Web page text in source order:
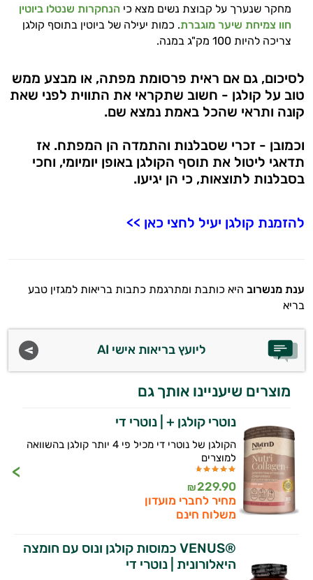
מחקר שנערך על קבוצת נשים מצא כי הנחקרות שנטלו ביוטין
חוו צמיחת שיער מוגברת. כמות יעילה של ביוטין בתוסף קולגן
צריכה להיות 100 מק"ג במנה.
לסיכום, גם אם ראית פרסומת מפתה, או מבצע ממש
טוב על קולגן - חשוב שתקראי את התווית לפני שאת
קונה ותראי שהכל באמת נמצא שם.
וכמובן - זכרי שסבלנות והתמדה הן המפתח. אז
תדאגי ליטול את תוסף הקולגן באופן יומיומי, וחכי
בסבלנות לתוצאות, כי הן יגיעו.
להזמנת קולגן יעיל לחצי כאן >>
ענת מנשרוב היא כותבת ומתרגמת כתבות בריאות למגזין טבע
בריא
ליועץ בריאות אישי AI
מוצרים שיעניינו אותך גם
נוטרי קולגן + | נוטרי די
הקולגן של נוטרי די מכיל פי 4 יותר קולגן בהשוואה
למוצרים
229.90
₪
מחיר לחברי מועדון
משלוח חינם
®VENUS כמוסות קולגן ונוס עם חומצה
היאלורונית | נוטרי די